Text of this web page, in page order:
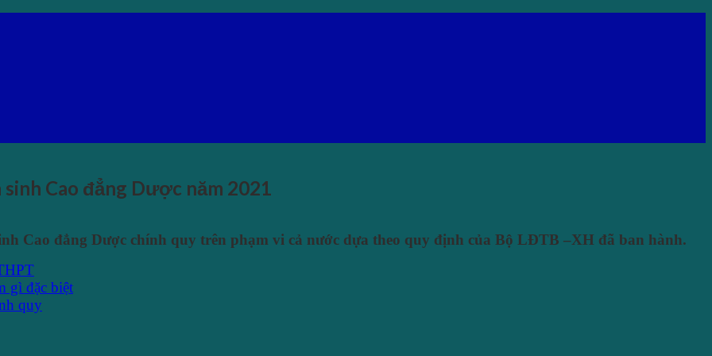
Cao đẳng Dược năm 2021
Cao đẳng Dược chính quy trên phạm vi cả nước dựa theo quy định của Bộ LĐTB –XH đã ban hành.
gì đặc biệt
quy